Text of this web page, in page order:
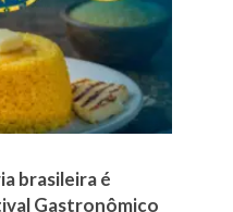
brasileira é
Gastronômico